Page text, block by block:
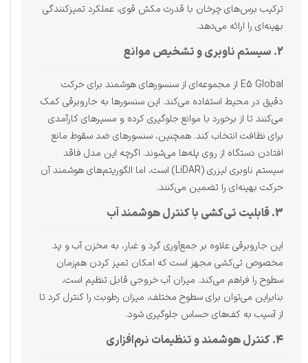
ترکیب برس‌های چرخان با قدرت مکش قوی، عملکرد تمیزکنندگی
بهینه‌ای را ارائه می‌دهد.
2. سیستم ناوبری و تشخیص موانع
E5 Global از مجموعه‌ای از سنسورهای هوشمند برای حرکت
دقیق در محیط استفاده می‌کند. این سنسورها به جاروبرقی کمک
می‌کنند تا از برخورد با موانع جلوگیری کرده و مسیرهای کارآمدی
برای نظافت انتخاب کند. همچنین، سنسورهای ضد سقوط مانع
افتادن دستگاه از روی پله‌ها می‌شوند. اگرچه این مدل فاقد
سیستم ناوبری لیزری (LiDAR) است، اما الگوریتم‌های هوشمند آن
حرکت بهینه‌ای را تضمین می‌کنند.
3. قابلیت تی‌کشی با کنترل هوشمند آب
این جاروبرقی علاوه بر جمع‌آوری گرد و غبار، به مخزن آب و پد
مخصوص تی‌کشی مجهز است که امکان تمیز کردن هم‌زمان
سطوح را فراهم می‌کند. میزان آب خروجی قابل تنظیم است،
بنابراین می‌توان برای سطوح مختلف، میزان رطوبت را کنترل کرد تا
از آسیب به کف‌های حساس جلوگیری شود.
4. کنترل هوشمند و تنظیمات نرم‌افزاری